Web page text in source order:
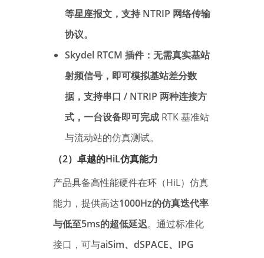
等星座报文，支持 NTRIP 网络传输
协议。
Skydel RTCM 插件：无需真实基站
射频信号，即可模拟基站差分数
据，支持串口 / NTRIP 两种连接方
式，一台设备即可完成 RTK 基准站
与流动站的仿真测试。
（2）卓越的HiL仿真能力
产品具备高性能硬件在环（HiL）仿真
能力，提供高达1000Hz的仿真迭代率
与低至5ms的超低延迟。通过标准化
接口，可与aiSim、dSPACE、IPG